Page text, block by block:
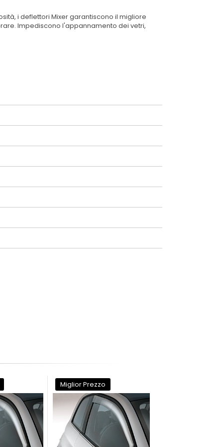
i deflettori Mixer garantiscono il migliore
Impediscono l'appannamento dei vetri,
Miglior Prezzo